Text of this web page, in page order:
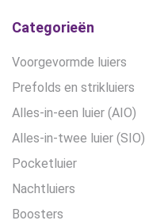
Categorieën
Voorgevormde luiers
Prefolds en strikluiers
Alles-in-een luier (AIO)
Alles-in-twee luier (SIO)
Pocketluier
Nachtluiers
Boosters